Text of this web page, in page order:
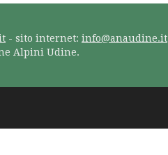
- sito internet: info@anaudine.it
Alpini Udine.